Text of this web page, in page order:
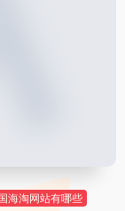
海淘网站有哪些